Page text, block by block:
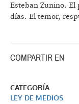
Esteban Zunino. El
días. El temor,
COMPARTIR EN
CATEGORÍA
LEY DE MEDIOS